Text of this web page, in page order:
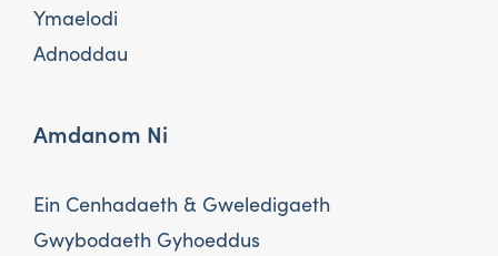
Ymaelodi
Adnoddau
Amdanom Ni
Ein Cenhadaeth & Gweledigaeth
Gwybodaeth Gyhoeddus